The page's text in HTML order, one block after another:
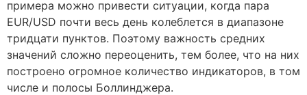
примера можно привести ситуации, когда пара
EUR/USD почти весь день колеблется в диапазоне
тридцати пунктов. Поэтому важность средних
значений сложно переоценить, тем более, что на них
построено огромное количество индикаторов, в том
числе и полосы Боллинджера.